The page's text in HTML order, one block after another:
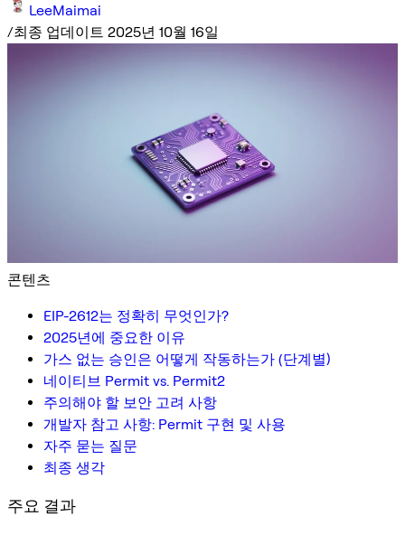
LeeMaimai
/최종 업데이트 2025년 10월 16일
콘텐츠
EIP-2612는 정확히 무엇인가?
2025년에 중요한 이유
가스 없는 승인은 어떻게 작동하는가 (단계별)
네이티브 Permit vs. Permit2
주의해야 할 보안 고려 사항
개발자 참고 사항: Permit 구현 및 사용
자주 묻는 질문
최종 생각
주요 결과